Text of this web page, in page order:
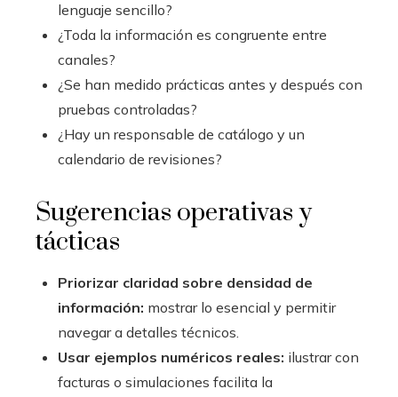
lenguaje sencillo?
¿Toda la información es congruente entre
canales?
¿Se han medido prácticas antes y después con
pruebas controladas?
¿Hay un responsable de catálogo y un
calendario de revisiones?
Sugerencias operativas y
tácticas
Priorizar claridad sobre densidad de
información: mostrar lo esencial y permitir
navegar a detalles técnicos.
Usar ejemplos numéricos reales: ilustrar con
facturas o simulaciones facilita la